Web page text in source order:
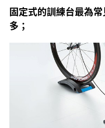
固定式的訓練台最為
多；